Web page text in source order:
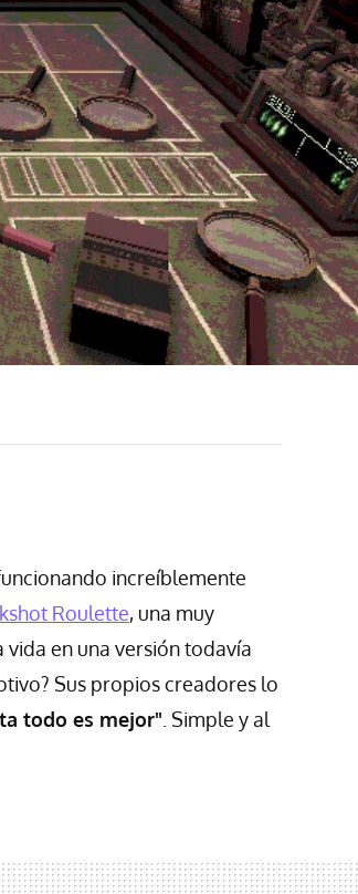
increíblemente
Roulette, una muy
en una versión todavía
Sus propios creadores lo
todo es mejor" . Simple y al